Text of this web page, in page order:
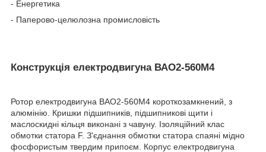
- Енергетика
- Паперово-целюлозна промисловість
Конструкція електродвигуна ВАО2-560М4
Ротор електродвигуна ВАО2-560М4 короткозамкнений, з
алюмінію. Кришки підшипників, підшипникові щити і
маслоскидні кільця виконані з чавуну. Ізоляційний клас
обмотки статора F. З'єднання обмотки статора спаяні мідно
фосфористым твердим припоєм. Корпус електродвигуна